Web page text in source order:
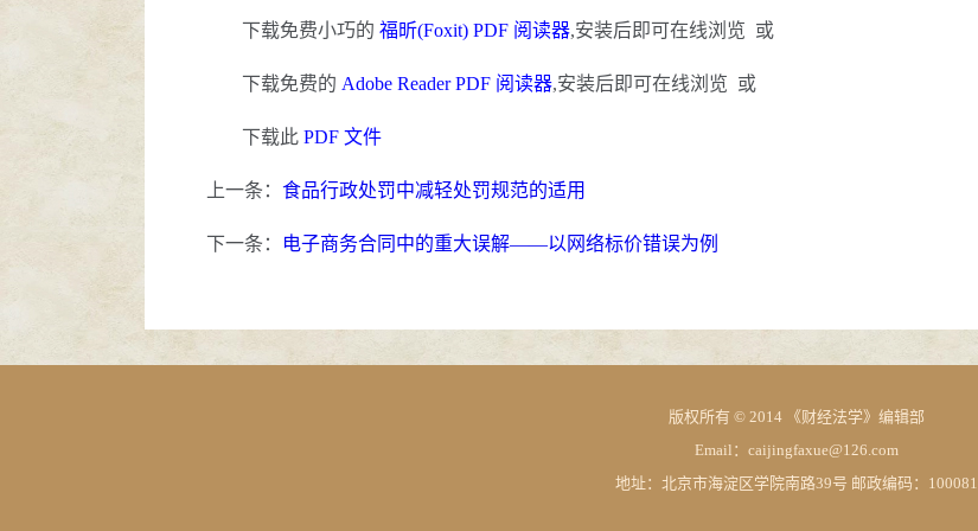
下载免费小巧的 福昕(Foxit) PDF 阅读器,安装后即可在线浏览 或
下载免费的 Adobe Reader PDF 阅读器,安装后即可在线浏览 或
下载此 PDF 文件
上一条： 食品行政处罚中减轻处罚规范的适用
下一条： 电子商务合同中的重大误解——以网络标价错误为例
版权所有 © 2014 《财经法学》编辑部
Email：caijingfaxue@126.com
地址：北京市海淀区学院南路39号 邮政编码：100081